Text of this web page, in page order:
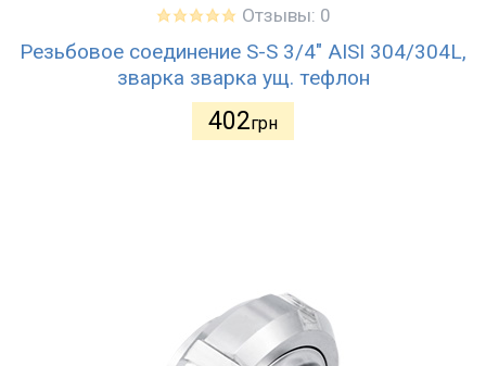
Отзывы: 0
Резьбовое соединение S-S 3/4" AISI 304/304L,
зварка зварка ущ. тефлон
402грн